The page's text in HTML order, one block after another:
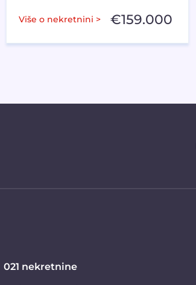
Više o nekretnini > €159.000
021 nekretnine